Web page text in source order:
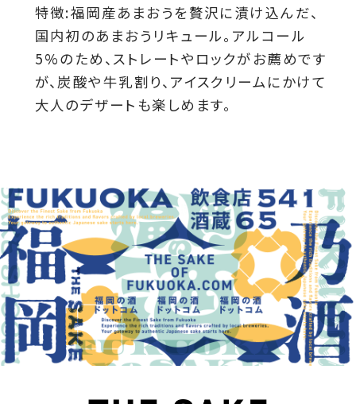
特徴:福岡産あまおうを贅沢に漬け込んだ、
国内初のあまおうリキュール。アルコール
5%のため、ストレートやロックがお薦めです
が、炭酸や牛乳割り、アイスクリームにかけて
大人のデザートも楽しめます。